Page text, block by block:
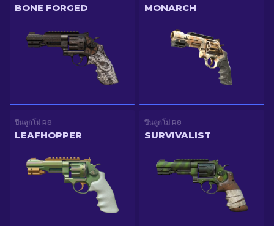
BONE FORGED MONARCH
ปืนลูกโม่ R8
LEAFHOPPER
ปืนลูกโม่ R8
SURVIVALIST